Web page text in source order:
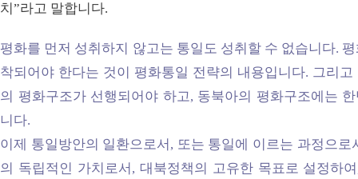
치”라고 말합니다.
평화를 먼저 성취하지 않고는 통일도 성취할 수 없습니다.
착되어야 한다는 것이 평화통일 전략의 내용입니다. 그리
의 평화구조가 선행되어야 하고, 동북아의 평화구조에는
니다.
이제 통일방안의 일환으로서, 또는 통일에 이르는 과정으
의 독립적인 가치로서, 대북정책의 고유한 목표로 설정하